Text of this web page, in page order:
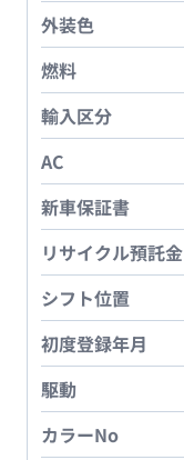
外装色
燃料
輸入区分
AC
新車保証書
リサイクル預託金
シフト位置
初度登録年月
駆動
カラーNo